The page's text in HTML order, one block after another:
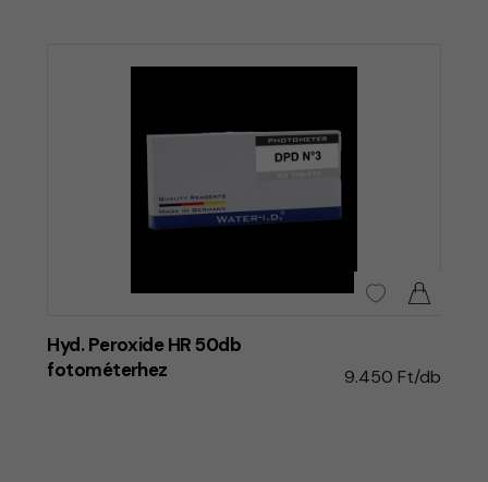
Hyd. Peroxide HR 50db
fotométerhez
9.450 Ft/db